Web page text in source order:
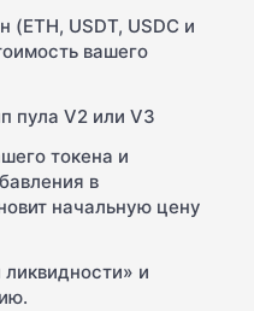
(ETH, USDT, USDC и
вашего
пула V2 или V3
токена и
в
начальную цену
и